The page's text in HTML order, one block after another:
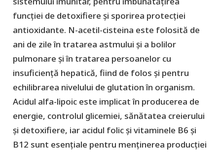
funcției de detoxifiere și sporirea protecției
antioxidante. N-acetil-cisteina este folosită de
ani de zile în tratarea astmului și a bolilor
pulmonare și în tratarea persoanelor cu
insuficiență hepatică, fiind de folos și pentru
echilibrarea nivelului de glutation în organism.
Acidul alfa-lipoic este implicat în producerea de
energie, controlul glicemiei, sănătatea creierului
și detoxifiere, iar acidul folic și vitaminele B6 și
B12 sunt esențiale pentru menținerea producției